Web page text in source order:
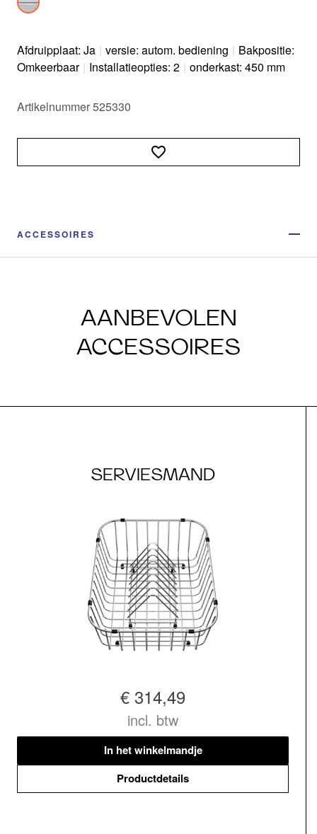
Afdruipplaat: Ja | versie: autom. bediening | Bakpositie:
Omkeerbaar | Installatieopties: 2 | onderkast: 450 mm
Artikelnummer 525330
ACCESSOIRES
AANBEVOLEN
ACCESSOIRES
SERVIESMAND
€ 314,49
incl. btw
In het winkelmandje
Productdetails